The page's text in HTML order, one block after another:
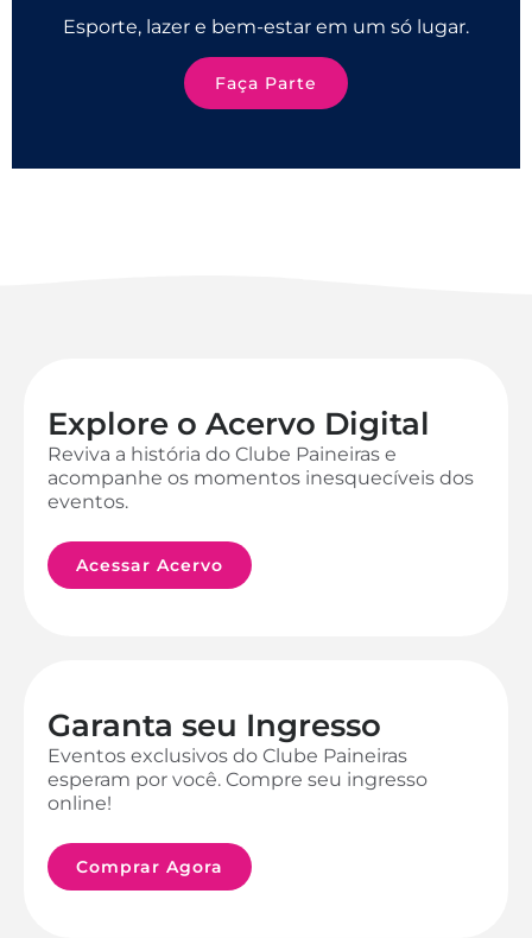
Esporte, lazer e bem-estar em um só lugar.
Faça Parte
Explore o Acervo Digital
Reviva a história do Clube Paineiras e
acompanhe os momentos inesquecíveis dos
eventos.
Acessar Acervo
Garanta seu Ingresso
Eventos exclusivos do Clube Paineiras
esperam por você. Compre seu ingresso
online!
Comprar Agora